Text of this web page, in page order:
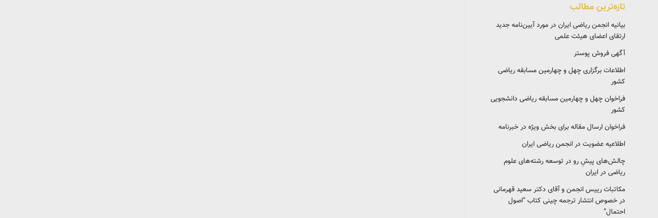
تازه‌ترین مطالب
بیانیه انجمن ریاضی ایران در مورد آیین‌نامه جدید
ارتقای اعضای هیئت علمی
آگهی فروش پوستر
اطلاعات برگزاری چهل و چهارمین مسابقه ریاضی
کشور
فراخوان چهل و چهارمین مسابقه ریاضی دانشجویی
کشور‎‎
فراخوان ارسال مقاله برای بخش ویژه در خبرنامه
اطلاعیه عضویت در انجمن ریاضی ایران
چالش‌های پیشِ رو در توسعه رشته‌های علوم
ریاضی در ایران
مکاتبات رییس انجمن و آقای دکتر سعید قهرمانی
در خصوص انتشار ترجمه چینی کتاب “اصول
احتمال”